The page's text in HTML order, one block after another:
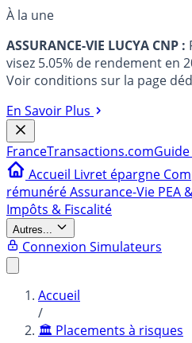
À la une
ASSURANCE-VIE LUCYA CNP :
visez 5.05% de rendement en
Voir conditions sur la page
En Savoir Plus
FranceTransactions.com
Accueil Livret épargne
rémunéréAssurance-Vie PEA
Impôts & Fiscalité
Autres...
Connexion Simulateurs
Accueil
/
🏛️ Placements à risques